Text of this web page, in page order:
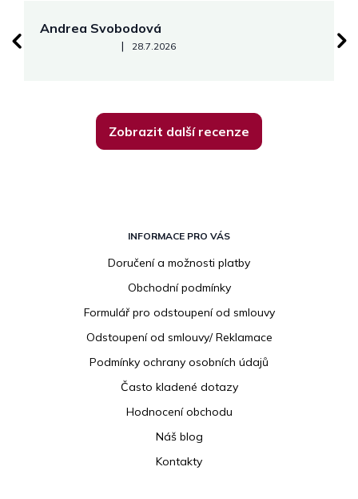
Andrea Svobodová
Hodnocení obchodu je 5 z 5 hvězdiček.
| 28.7.2026
Zobrazit další recenze
INFORMACE PRO VÁS
Doručení a možnosti platby
Obchodní podmínky
Formulář pro odstoupení od smlouvy
Odstoupení od smlouvy/ Reklamace
Podmínky ochrany osobních údajů
Často kladené dotazy
Hodnocení obchodu
Náš blog
Kontakty